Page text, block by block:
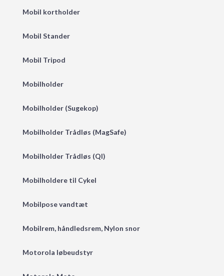
Mobil kortholder
Mobil Stander
Mobil Tripod
Mobilholder
Mobilholder (Sugekop)
Mobilholder Trådløs (MagSafe)
Mobilholder Trådløs (QI)
Mobilholdere til Cykel
Mobilpose vandtæt
Mobilrem, håndledsrem, Nylon snor
Motorola løbeudstyr